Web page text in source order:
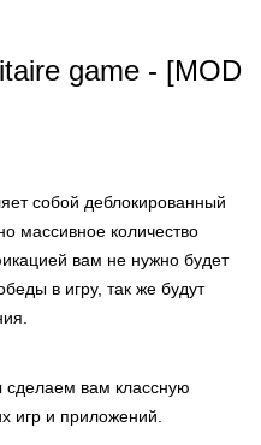
game - [MOD
собой деблокированный
массивное количество
вам не нужно будет
в игру, так же будут
вам классную
игр и приложений.